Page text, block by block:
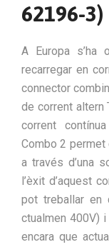
62196-3)
A Europa s’ha
recarregar en
connector
de corrent altern
corrent
Combo 2 permet
a través d’una
l’èxit d’aquest
pot treballar en
ctualmen 400V)
encara que